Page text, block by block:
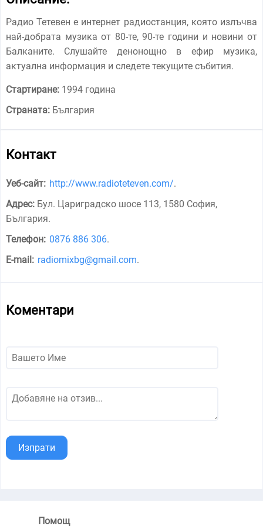
Радио Тетевен е интернет радиостанция, която излъчва
най-добрата музика от 80-те, 90-те години и новини от
Балканите. Слушайте денонощно в ефир музика,
актуална информация и следете текущите събития.
Стартиране: 1994 година
Страната: България
Контакт
Уеб-сайт: http://www.radioteteven.com/.
Адрес: Бул. Цариградско шосе 113, 1580 София,
България.
Телефон: 0876 886 306.
E-mail: radiomixbg@gmail.com.
Коментари
Изпрати
Помощ